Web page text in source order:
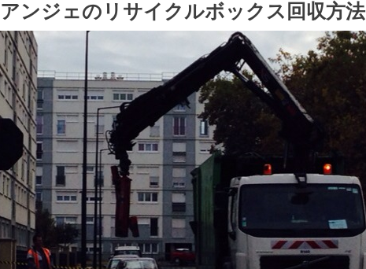
ンジェのリサイクルボックス回収方法